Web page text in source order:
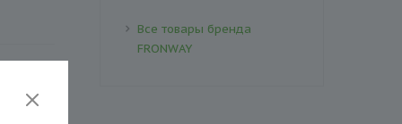
Все товары бренда
FRONWAY